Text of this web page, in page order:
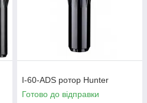
I-60-ADS ротор Hunter
Готово до відправки